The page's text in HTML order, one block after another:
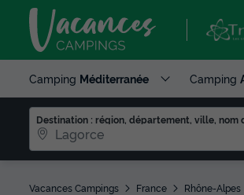
Camping Méditerranée Camping
Destination : région, département, ville, nom
Vacances Campings France Rhône-Alpes